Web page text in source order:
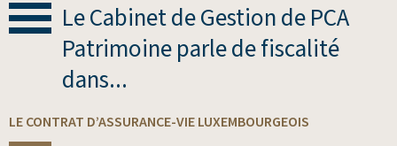
Le Cabinet de Gestion de PCA
Patrimoine parle de fiscalité
dans...
LE CONTRAT D’ASSURANCE-VIE LUXEMBOURGEOIS